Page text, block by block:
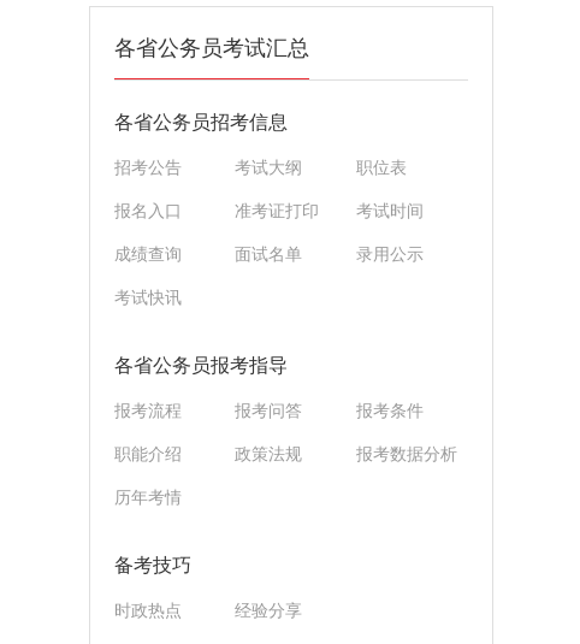
各省公务员考试汇总
各省公务员招考信息
招考公告 考试大纲 职位表
报名入口 准考证打印 考试时间
成绩查询 面试名单 录用公示
考试快讯
各省公务员报考指导
报考流程 报考问答 报考条件
职能介绍 政策法规 报考数据分析
历年考情
备考技巧
时政热点 经验分享